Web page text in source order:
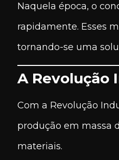
Naquela época, o
rapidamente. Esses
tornando-se uma
A Revolução
Com a Revolução
produção em massa
materiais.